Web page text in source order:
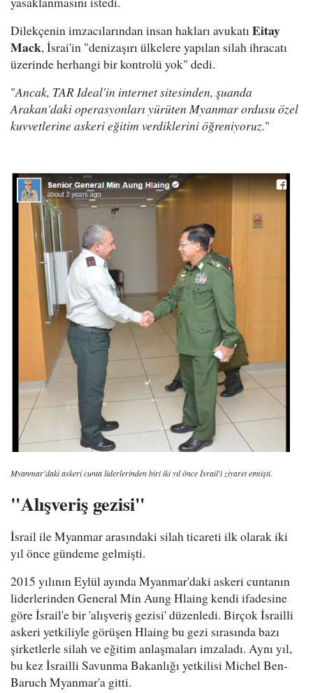
Dilekçenin imzacılarından insan hakları avukatıEitay
Mack, İsrai'in "denizaşırı ülkelere yapılan silah ihracatı
üzerinde herhangi bir kontrolü yok" dedi.
"Ancak, TAR Ideal'in internet sitesinden, şuanda
Arakan'daki operasyonları yürüten Myanmar ordusu özel
kuvvetlerine askeri eğitim verdiklerini öğreniyoruz."
Myanmar'daki askeri cunta liderlerinden biri iki yıl önce İsrail'i ziyaret etmişti.
"Alışveriş gezisi"
İsrail ile Myanmar arasındaki silah ticareti ilk olarak iki
yıl önce gündeme gelmişti.
2015 yılının Eylül ayında Myanmar'daki askeri cuntanın
liderlerinden General Min Aung Hlaing kendi ifadesine
göre İsrail'e bir 'alışveriş gezisi' düzenledi. Birçok İsrailli
askeri yetkiliyle görüşen Hlaing bu gezi sırasında bazı
şirketlerle silah ve eğitim anlaşmaları imzaladı. Aynı yıl,
bu kez İsrailli Savunma Bakanlığı yetkilisi Michel Ben-
Baruch Myanmar'a gitti.